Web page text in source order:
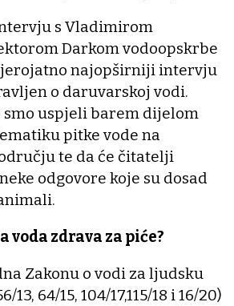
s Vladimirom
Darkom vodoopskrbe
najopširniji intervju
o daruvarskoj vodi.
uspjeli barem dijelom
pitke vode na
te da će čitatelji
odgovore koje su dosad
voda zdrava za piće?
Zakonu o vodi za ljudsku
64/15, 104/17,115/18 i 16/20)